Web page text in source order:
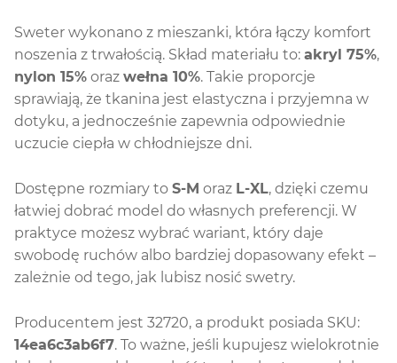
Sweter wykonano z mieszanki, która łączy komfort
noszenia z trwałością. Skład materiału to: akryl 75%,
nylon 15% oraz wełna 10%. Takie proporcje
sprawiają, że tkanina jest elastyczna i przyjemna w
dotyku, a jednocześnie zapewnia odpowiednie
uczucie ciepła w chłodniejsze dni.
Dostępne rozmiary to S-M oraz L-XL, dzięki czemu
łatwiej dobrać model do własnych preferencji. W
praktyce możesz wybrać wariant, który daje
swobodę ruchów albo bardziej dopasowany efekt –
zależnie od tego, jak lubisz nosić swetry.
Producentem jest 32720, a produkt posiada SKU:
14ea6c3ab6f7. To ważne, jeśli kupujesz wielokrotnie